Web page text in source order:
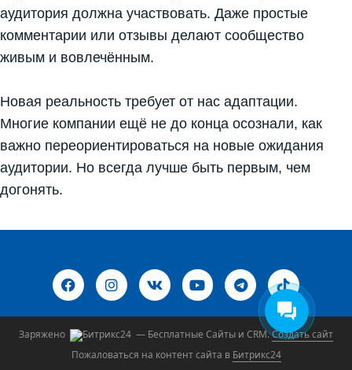
аудитория должна участвовать. Даже простые
комментарии или отзывы делают сообщество
живым и вовлечённым.
Новая реальность требует от нас адаптации.
Многие компании ещё не до конца осознали, как
важно переориентироваться на новые ожидания
аудитории. Но всегда лучше быть первым, чем
догонять.
Заряжено — Бесплатные Сайты и CRM.Создать сайт
Пожаловаться на контент cайта в Битрикс24